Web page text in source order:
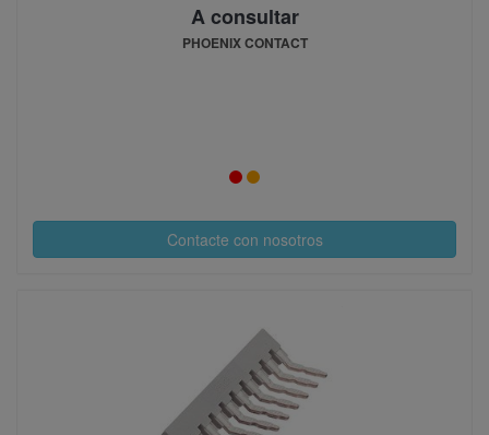
A consultar
PHOENIX CONTACT
Contacte con nosotros